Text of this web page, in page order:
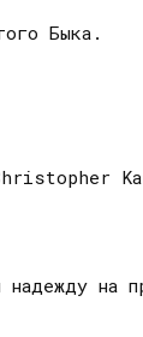
Быка.
Christopher
на